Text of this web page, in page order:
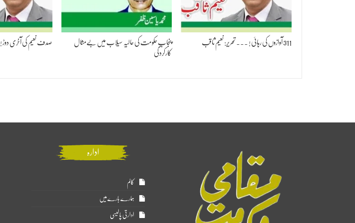
311 آوازوں کی رہائی ! ۔۔۔ تحریر: نعیم ثاقب
پنجاب حکومت کی حالیہ سیلاب میں بےمثال
کارکردگی
صدف نعیم کی آخری دوڑ !
ادارہ
کالم
ہمارے بارے میں
ادارتی پالیسی